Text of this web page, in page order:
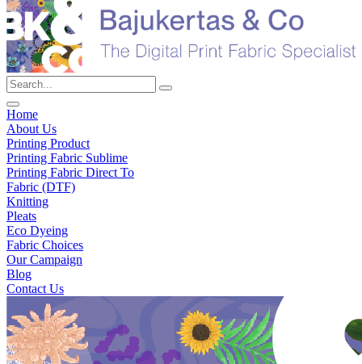
Home
About Us
Printing Product
Printing Fabric Sublime
Printing Fabric Direct To
Fabric (DTF)
Knitting
Pleats
Eco Dyeing
Fabric Choices
Our Campaign
Blog
Contact Us